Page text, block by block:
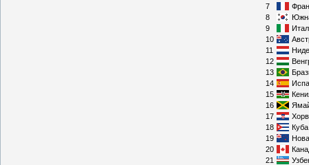
7
8
9
10
11
12
13
14
15
16
17
18
Куба
19
20
21